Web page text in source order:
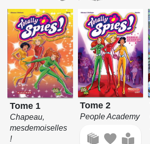
Tome 1
Chapeau,
mesdemoiselles
!
Tome 2
People Academy